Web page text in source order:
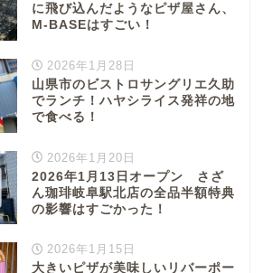
に飛び込んだようなピザ屋さん、
M-BASEはすごい！
2026年1月28日
山県市のビストロサングリエ久助
でランチ！ハヤシライス発祥の地
で食べる！
2026年1月20日
2026年1月13日オープン さざ
ん珈琲岐阜駅北店の全品半額特典
の影響はすごかった！
2026年1月15日
大きいピザが美味しいリバーポー